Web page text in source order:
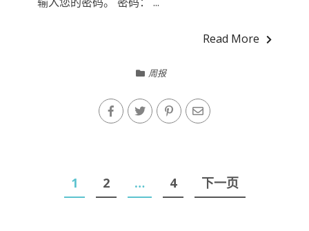
Read More
周报
1 2 … 4 下一页